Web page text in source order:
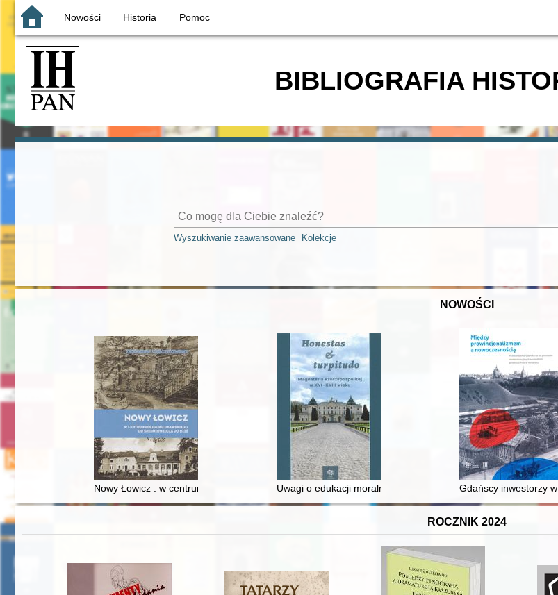
Nowości Historia Pomoc
BIBLIOGRAFIA
Wyszukiwanie zaawansowane Kolekcje
NOWOŚCI
Nowy Łowicz : w centrum poligonu drawskiego od średniowiecza do dziśUwagi o edukacji moralnej synów szlacheckich w XVI-wiecznej
Gdańscy inwestorzy
ROCZNIK 2024